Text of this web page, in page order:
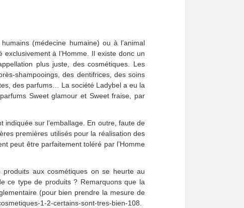
(médecine humaine) ou à l’animal
à l’Homme. Il existe donc un
plus juste, des cosmétiques. Les
shampooings, des dentifrices, des soins
des parfums… La société Ladybel a eu la
Sweet glamour et Sweet fraise, par
indiquée sur l’emballage. En outre, faute de
premières utilisés pour la réalisation des
peut être parfaitement toléré par l’Homme
aux cosmétiques on se heurte au
ce type de produits ? Remarquons que la
(pour bien prendre la mesure de
1-2-certains-sont-tres-bien-108.